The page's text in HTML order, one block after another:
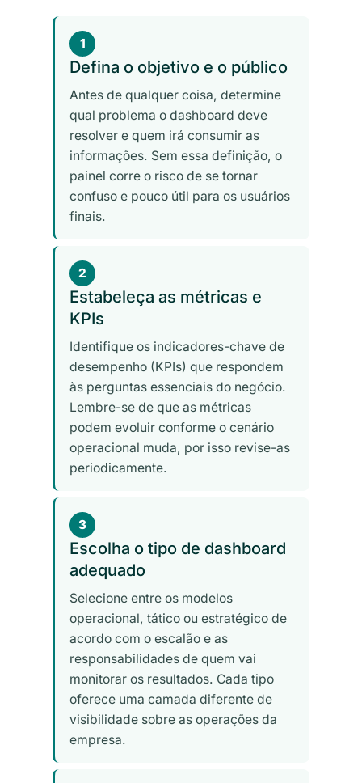
1
Defina o objetivo e o público
Antes de qualquer coisa, determine
qual problema o dashboard deve
resolver e quem irá consumir as
informações. Sem essa definição, o
painel corre o risco de se tornar
confuso e pouco útil para os usuários
finais.
2
Estabeleça as métricas e
KPIs
Identifique os indicadores-chave de
desempenho (KPIs) que respondem
às perguntas essenciais do negócio.
Lembre-se de que as métricas
podem evoluir conforme o cenário
operacional muda, por isso revise-as
periodicamente.
3
Escolha o tipo de dashboard
adequado
Selecione entre os modelos
operacional, tático ou estratégico de
acordo com o escalão e as
responsabilidades de quem vai
monitorar os resultados. Cada tipo
oferece uma camada diferente de
visibilidade sobre as operações da
empresa.